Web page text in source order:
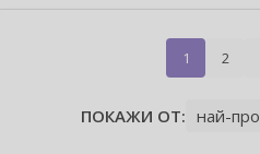
1 2
ПОКАЖИ ОТ: